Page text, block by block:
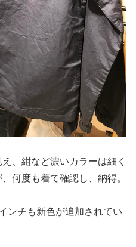
、紺など濃いカラーは細く
何度も着て確認し、納得。
ンチも新色が追加されてい